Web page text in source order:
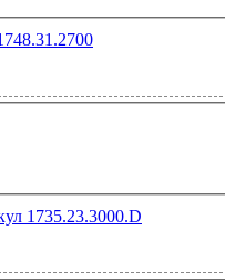
1735.23.3000.D